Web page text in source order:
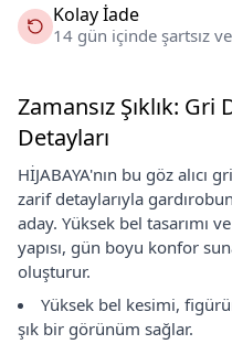
Kolay İade
14 gün içinde şartsız
Zamansız Şıklık:
Detayları
HİJABAYA'nın bu göz
zarif detaylarıyla
aday. Yüksek bel tasarımı
yapısı, gün boyu konfor
oluşturur.
Yüksek bel kesimi,
şık bir görünüm sağlar.